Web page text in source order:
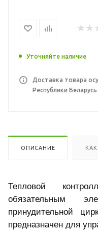
Уточняйте наличие
Доставка товара
Республики
ОПИСАНИЕ
Тепловой
обязательным
принудительной
предназначен для